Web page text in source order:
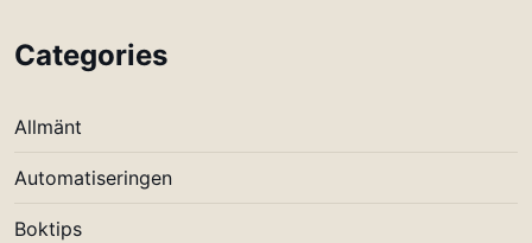
Categories
Allmänt
Automatiseringen
Boktips